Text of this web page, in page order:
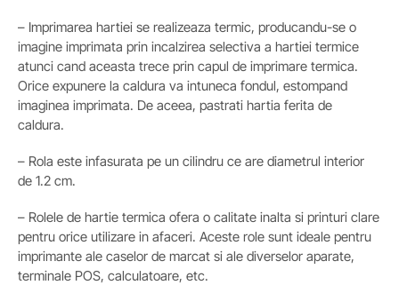
– Imprimarea hartiei se realizeaza termic, producandu-se o
imagine imprimata prin incalzirea selectiva a hartiei termice
atunci cand aceasta trece prin capul de imprimare termica.
Orice expunere la caldura va intuneca fondul, estompand
imaginea imprimata. De aceea, pastrati hartia ferita de
caldura.
– Rola este infasurata pe un cilindru ce are diametrul interior
de 1.2 cm.
– Rolele de hartie termica ofera o calitate inalta si printuri clare
pentru orice utilizare in afaceri. Aceste role sunt ideale pentru
imprimante ale caselor de marcat si ale diverselor aparate,
terminale POS, calculatoare, etc.